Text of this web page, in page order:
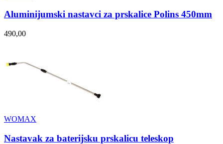
Aluminijumski nastavci za prskalice Polins 450mm
490,00
WOMAX
Nastavak za baterijsku prskalicu teleskop